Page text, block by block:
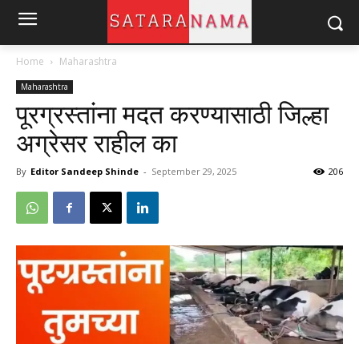
Home Maharashtra
Maharashtra
पूरग्रस्तांना मदत करण्यासाठी जिल्हा
अग्रेसर राहील का
By Editor Sandeep Shinde - September 29, 2025 206